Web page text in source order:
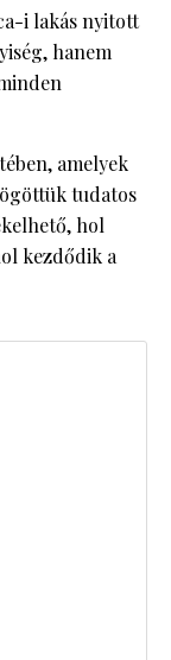
i lakás nyitott
hanem
amelyek
tudatos
hol
kezdődik a